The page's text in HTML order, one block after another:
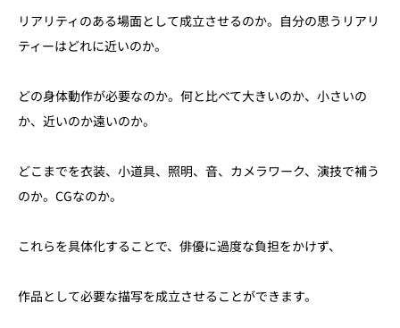
リアリティのある場面として成立させるのか。自分の思うリアリ
ティーはどれに近いのか。
どの身体動作が必要なのか。何と比べて大きいのか、小さいの
か、近いのか遠いのか。
どこまでを衣装、小道具、照明、音、カメラワーク、演技で補う
のか。CGなのか。
これらを具体化することで、俳優に過度な負担をかけず、
作品として必要な描写を成立させることができます。